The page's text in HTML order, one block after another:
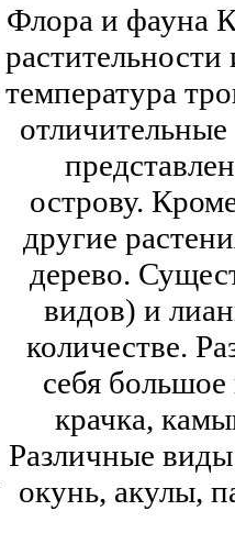
Флора и фауна
температура
острову.
другие
дерево.
видов) и
количестве.
себя
крачка,
Различные
окунь, акулы,